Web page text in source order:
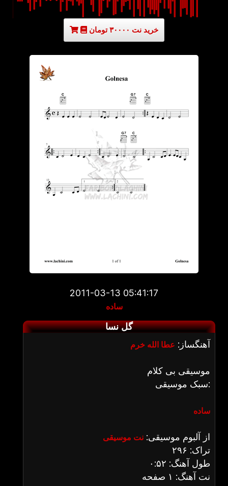
خرید نت ۳۰۰۰۰ تومان
2011-03-13 05:41:17
ساده
گل نسا
آهنگساز: عطا الله خرم
موسیقی بی کلام
سبک موسیقی:
ساده
از آلبوم موسیقی: نت موسیقی
تراک: ۲۹۶
طول آهنگ: ۰:۵۲
نت آهنگ: ۱ صفحه